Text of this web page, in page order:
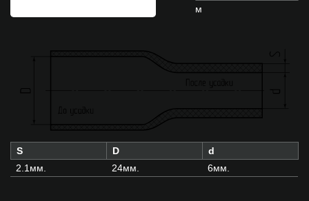
м
S D
d
2.1мм.
24мм. 6мм.